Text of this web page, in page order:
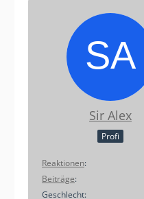
Sir Alex
Profi
Reaktionen
Beiträge
Geschlecht